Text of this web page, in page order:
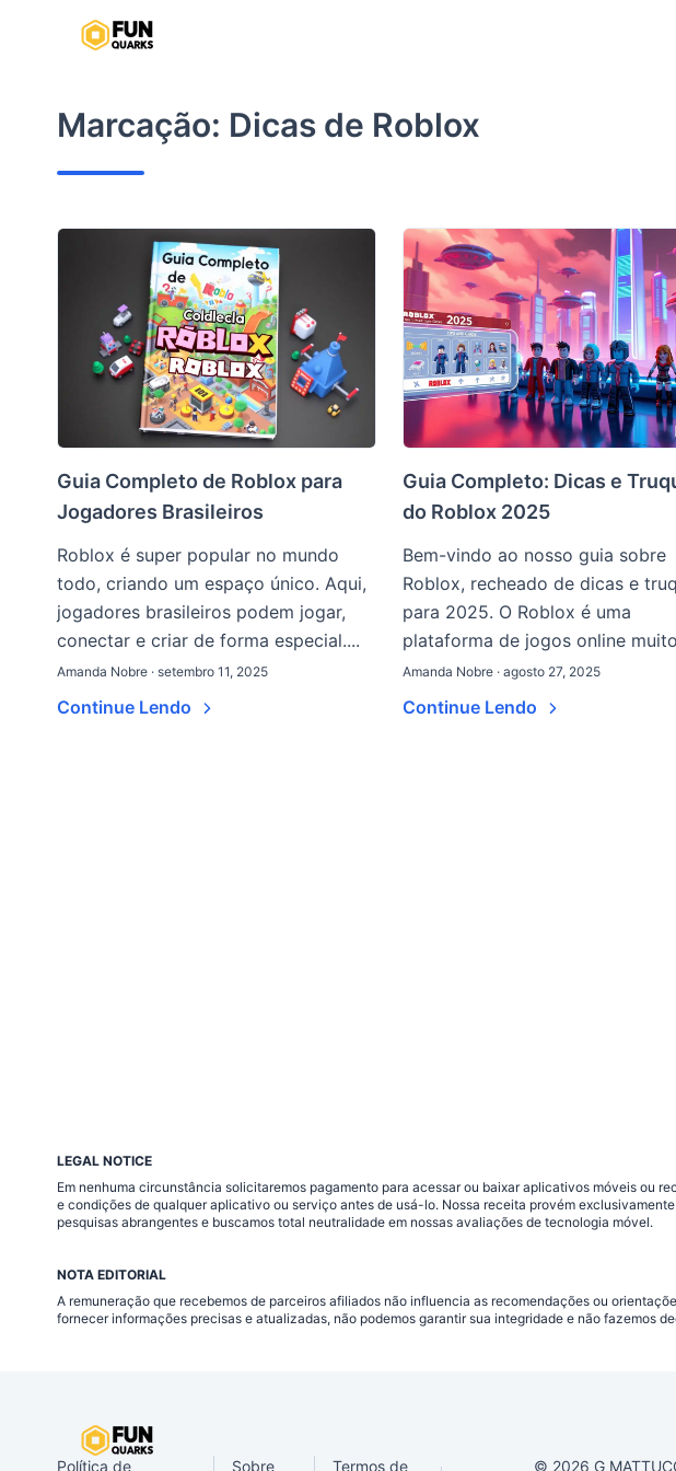
conteúdoMarcação: Dicas de Roblox
Guia Completo de Roblox para
Jogadores Brasileiros
Roblox é super popular no mundo
todo, criando um espaço único. Aqui,
jogadores brasileiros podem jogar,
conectar e criar de forma especial....
Amanda Nobre · setembro 11, 2025
Continue Lendo
Guia Completo: Dicas e
do Roblox 2025
Bem-vindo ao nosso guia sobre
Roblox, recheado de dicas e
para 2025. O Roblox é uma
plataforma de jogos online
Amanda Nobre · agosto 27, 2025
Continue Lendo
LEGAL NOTICE
Em nenhuma circunstância solicitaremos pagamento para acessar ou baixar aplicativos móveis ou
e condições de qualquer aplicativo ou serviço antes de usá-lo. Nossa receita provém
pesquisas abrangentes e buscamos total neutralidade em nossas avaliações de tecnologia móvel.
NOTA EDITORIAL
A remuneração que recebemos de parceiros afiliados não influencia as recomendações ou
fornecer informações precisas e atualizadas, não podemos garantir sua integridade e não fazemos
Política de Sobre Termos de © 2026 G